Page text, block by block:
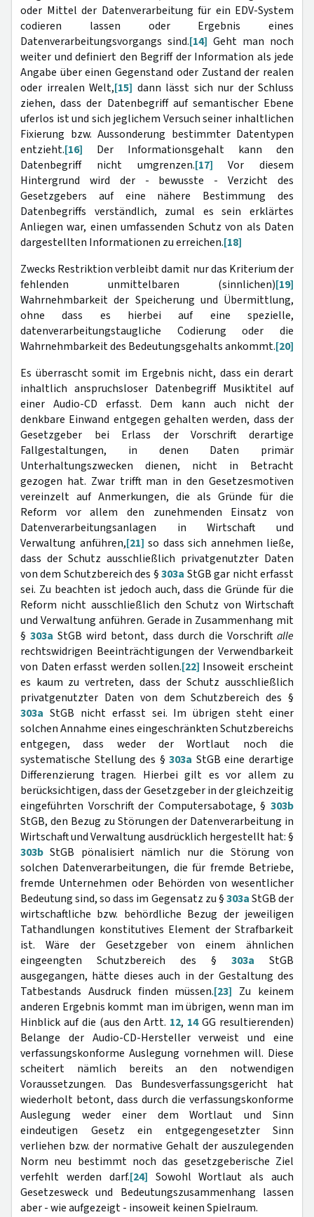
oder Mittel der Datenverarbeitung für ein EDV-System
codieren lassen oder Ergebnis eines
Datenverarbeitungsvorgangs sind.[14] Geht man noch
weiter und definiert den Begriff der Information als jede
Angabe über einen Gegenstand oder Zustand der realen
oder irrealen Welt,[15] dann lässt sich nur der Schluss
ziehen, dass der Datenbegriff auf semantischer Ebene
uferlos ist und sich jeglichem Versuch seiner inhaltlichen
Fixierung bzw. Aussonderung bestimmter Datentypen
entzieht.[16] Der Informationsgehalt kann den
Datenbegriff nicht umgrenzen.[17] Vor diesem
Hintergrund wird der - bewusste - Verzicht des
Gesetzgebers auf eine nähere Bestimmung des
Datenbegriffs verständlich, zumal es sein erklärtes
Anliegen war, einen umfassenden Schutz von als Daten
dargestellten Informationen zu erreichen.[18]
Zwecks Restriktion verbleibt damit nur das Kriterium der
fehlenden unmittelbaren (sinnlichen)[19]
Wahrnehmbarkeit der Speicherung und Übermittlung,
ohne dass es hierbei auf eine spezielle,
datenverarbeitungstaugliche Codierung oder die
Wahrnehmbarkeit des Bedeutungsgehalts ankommt.[20]
Es überrascht somit im Ergebnis nicht, dass ein derart
inhaltlich anspruchsloser Datenbegriff Musiktitel auf
einer Audio-CD erfasst. Dem kann auch nicht der
denkbare Einwand entgegen gehalten werden, dass der
Gesetzgeber bei Erlass der Vorschrift derartige
Fallgestaltungen, in denen Daten primär
Unterhaltungszwecken dienen, nicht in Betracht
gezogen hat. Zwar trifft man in den Gesetzesmotiven
vereinzelt auf Anmerkungen, die als Gründe für die
Reform vor allem den zunehmenden Einsatz von
Datenverarbeitungsanlagen in Wirtschaft und
Verwaltung anführen,[21] so dass sich annehmen ließe,
dass der Schutz ausschließlich privatgenutzter Daten
von dem Schutzbereich des §303a StGB gar nicht erfasst
sei. Zu beachten ist jedoch auch, dass die Gründe für die
Reform nicht ausschließlich den Schutz von Wirtschaft
und Verwaltung anführen. Gerade in Zusammenhang mit
§303a StGB wird betont, dass durch die Vorschriftalle
rechtswidrigen Beeinträchtigungen der Verwendbarkeit
von Daten erfasst werden sollen.[22] Insoweit erscheint
es kaum zu vertreten, dass der Schutz ausschließlich
privatgenutzter Daten von dem Schutzbereich des §
303a StGB nicht erfasst sei. Im übrigen steht einer
solchen Annahme eines eingeschränkten Schutzbereichs
entgegen, dass weder der Wortlaut noch die
systematische Stellung des §303a StGB eine derartige
Differenzierung tragen. Hierbei gilt es vor allem zu
berücksichtigen, dass der Gesetzgeber in der gleichzeitig
eingeführten Vorschrift der Computersabotage, § 303b
StGB, den Bezug zu Störungen der Datenverarbeitung in
Wirtschaft und Verwaltung ausdrücklich hergestellt hat: §
303b StGB pönalisiert nämlich nur die Störung von
solchen Datenverarbeitungen, die für fremde Betriebe,
fremde Unternehmen oder Behörden von wesentlicher
Bedeutung sind, so dass im Gegensatz zu §303aStGB der
wirtschaftliche bzw. behördliche Bezug der jeweiligen
Tathandlungen konstitutives Element der Strafbarkeit
ist. Wäre der Gesetzgeber von einem ähnlichen
eingeengten Schutzbereich des § 303a StGB
ausgegangen, hätte dieses auch in der Gestaltung des
Tatbestands Ausdruck finden müssen.[23] Zu keinem
anderen Ergebnis kommt man im übrigen, wenn man im
Hinblick auf die (aus den Artt. 12, 14GG resultierenden)
Belange der Audio-CD-Hersteller verweist und eine
verfassungskonforme Auslegung vornehmen will. Diese
scheitert nämlich bereits an den notwendigen
Voraussetzungen. Das Bundesverfassungsgericht hat
wiederholt betont, dass durch die verfassungskonforme
Auslegung weder einer dem Wortlaut und Sinn
eindeutigen Gesetz ein entgegengesetzter Sinn
verliehen bzw. der normative Gehalt der auszulegenden
Norm neu bestimmt noch das gesetzgeberische Ziel
verfehlt werden darf.[24] Sowohl Wortlaut als auch
Gesetzesweck und Bedeutungszusammenhang lassen
aber - wie aufgezeigt - insoweit keinen Spielraum.